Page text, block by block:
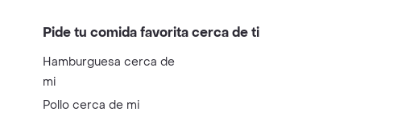
Pide tu comida favorita cerca de ti
Hamburguesa cerca de
mi
Pollo cerca de mi